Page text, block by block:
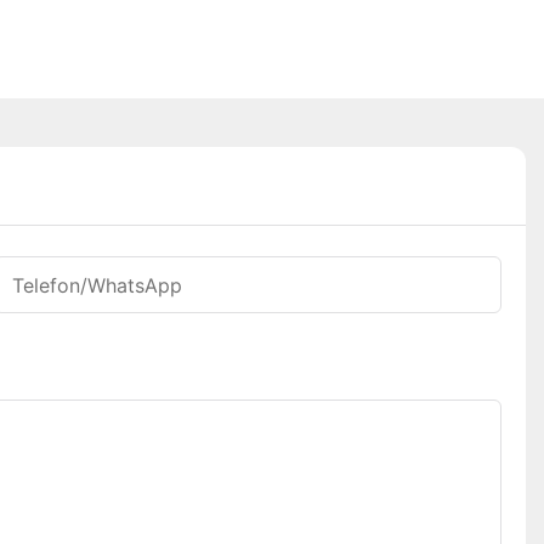
Telefon/WhatsApp